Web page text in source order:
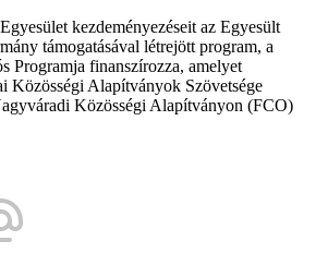
kezdeményezéseit az Egyesült
támogatásával létrejött program, a
Programja finanszírozza, amelyet
Közösségi Alapítványok Szövetsége
Közösségi Alapítványon (FCO)